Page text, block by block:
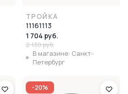
ТРОЙКА
11161113
1 704 руб.
2 130 руб.
В магазине: Санкт-
Петербург
-20%